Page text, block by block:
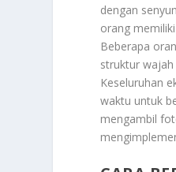
dengan
orang
Beberapa
struktur
Keseluruhan
waktu untuk
mengambil